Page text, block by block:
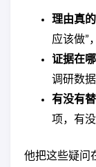
理由真的
应该做”
证据在哪
调研数
有没有替
项，有
他把这些疑问